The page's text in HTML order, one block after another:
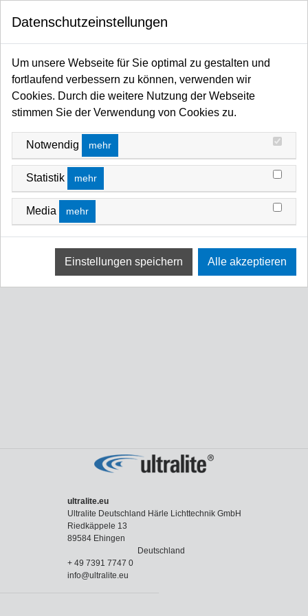
Startseite
LED
ARRI Orbiter / LED ARRI Orbiter Mounting & Sonstiges
ARRI ORBITER MOUNTING & SONSTIGES
FILTERN NACH Name Z A
Keine Ergebnisse
Wir konnten keine Übereinstimmung für diese Filter
Bitte versuchen Sie eine andere Wahl.
ultralite.eu
Ultralite Deutschland Härle Lichttechnik GmbH
Riedkäppele 13
89584 Ehingen
Deutschland
+ 49 7391 7747 0
info@ultralite.eu
Datenschutzeinstellungen
Um unsere Webseite für Sie optimal zu gestalten und
fortlaufend verbessern zu können, verwenden wir
Cookies. Durch die weitere Nutzung der Webseite
stimmen Sie der Verwendung von Cookies zu.
Notwendig mehr
Statistik mehr
Media mehr